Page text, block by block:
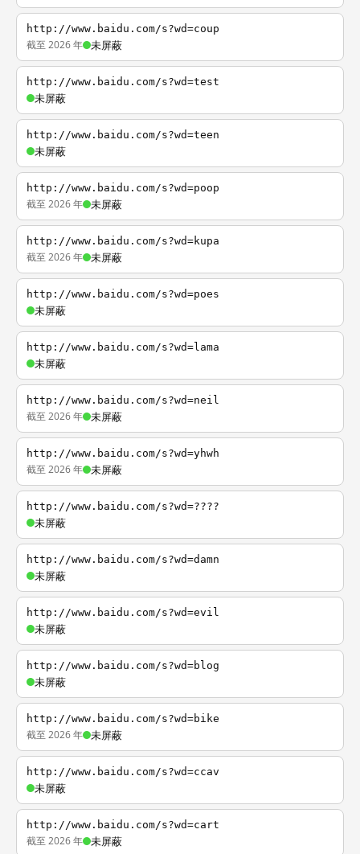
http://www.baidu.com/s?wd=coup
截至 2026 年 未屏蔽
http://www.baidu.com/s?wd=test
未屏蔽
http://www.baidu.com/s?wd=teen
未屏蔽
http://www.baidu.com/s?wd=poop
截至 2026 年 未屏蔽
http://www.baidu.com/s?wd=kupa
截至 2026 年 未屏蔽
http://www.baidu.com/s?wd=poes
未屏蔽
http://www.baidu.com/s?wd=lama
未屏蔽
http://www.baidu.com/s?wd=neil
截至 2026 年 未屏蔽
http://www.baidu.com/s?wd=yhwh
截至 2026 年 未屏蔽
http://www.baidu.com/s?wd=????
未屏蔽
http://www.baidu.com/s?wd=damn
未屏蔽
http://www.baidu.com/s?wd=evil
未屏蔽
http://www.baidu.com/s?wd=blog
未屏蔽
http://www.baidu.com/s?wd=bike
截至 2026 年 未屏蔽
http://www.baidu.com/s?wd=ccav
未屏蔽
http://www.baidu.com/s?wd=cart
截至 2026 年 未屏蔽